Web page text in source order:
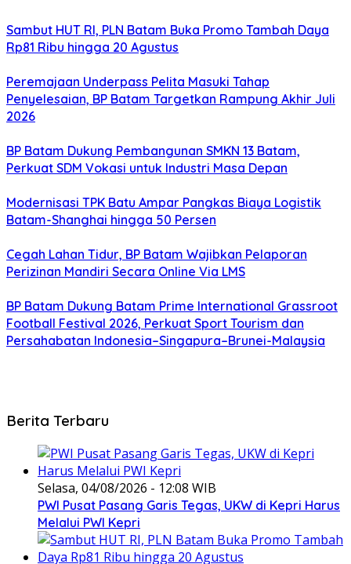
Sambut HUT RI, PLN Batam Buka Promo Tambah Daya
Rp81 Ribu hingga 20 Agustus
Peremajaan Underpass Pelita Masuki Tahap
Penyelesaian, BP Batam Targetkan Rampung Akhir Juli
2026
BP Batam Dukung Pembangunan SMKN 13 Batam,
Perkuat SDM Vokasi untuk Industri Masa Depan
Modernisasi TPK Batu Ampar Pangkas Biaya Logistik
Batam-Shanghai hingga 50 Persen
Cegah Lahan Tidur, BP Batam Wajibkan Pelaporan
Perizinan Mandiri Secara Online Via LMS
BP Batam Dukung Batam Prime International Grassroot
Football Festival 2026, Perkuat Sport Tourism dan
Persahabatan Indonesia–Singapura–Brunei-Malaysia
Berita Terbaru
Selasa, 04/08/2026 - 12:08 WIB
PWI Pusat Pasang Garis Tegas, UKW di Kepri Harus
Melalui PWI Kepri